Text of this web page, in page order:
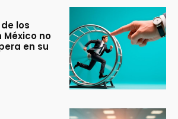
los
no
en su